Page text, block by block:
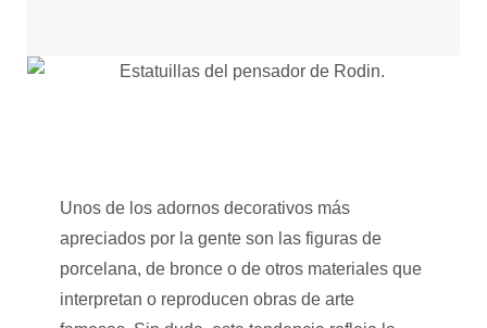
Unos de los adornos decorativos más
apreciados por la gente son las figuras de
porcelana, de bronce o de otros materiales que
interpretan o reproducen obras de arte